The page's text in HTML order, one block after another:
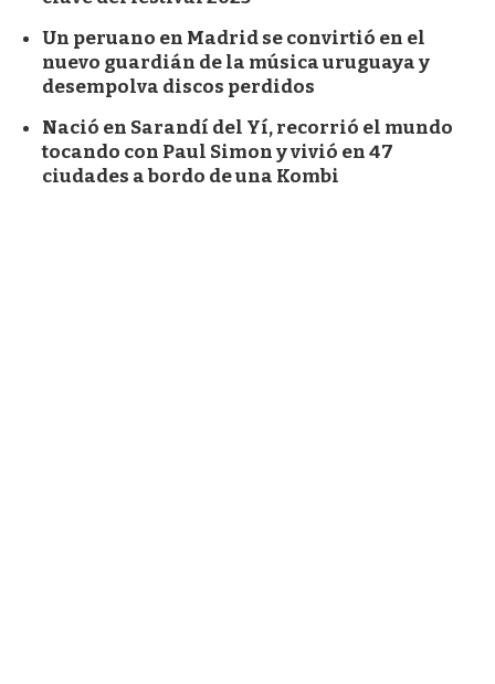
Un peruano en Madrid se convirtió en el
nuevo guardián de la música uruguaya y
desempolva discos perdidos
Nació en Sarandí del Yí, recorrió el mundo
tocando con Paul Simon y vivió en 47
ciudades a bordo de una Kombi